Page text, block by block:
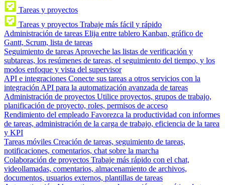
Tareas y proyectos
Tareas y proyectos Trabaje más fácil y rápido
Administración de tareas Elija entre tablero Kanban, gráfico de
Gantt, Scrum, lista de tareas
Seguimiento de tareas Aproveche las listas de verificación y
subtareas, los resúmenes de tareas, el seguimiento del tiempo, y los
modos enfoque y vista del supervisor
API e integraciones Conecte sus tareas a otros servicios con la
integración API para la automatización avanzada de tareas
Administración de proyectos Utilice proyectos, grupos de trabajo,
planificación de proyecto, roles, permisos de acceso
Rendimiento del empleado Favorezca la productividad con informes
de tareas, administración de la carga de trabajo, eficiencia de la tarea
y KPI
Tareas móviles Creación de tareas, seguimiento de tareas,
notificaciones, comentarios, chat sobre la marcha
Colaboración de proyectos Trabaje más rápido con el chat,
videollamadas, comentarios, almacenamiento de archivos,
documentos, usuarios externos, plantillas de tareas